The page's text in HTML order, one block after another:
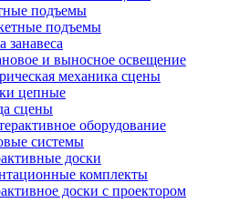
подъемы
подъемы
занавеса
и выносное освещение
механика сцены
цепные
сцены
оборудование
системы
доски
комплекты
доски с проектором